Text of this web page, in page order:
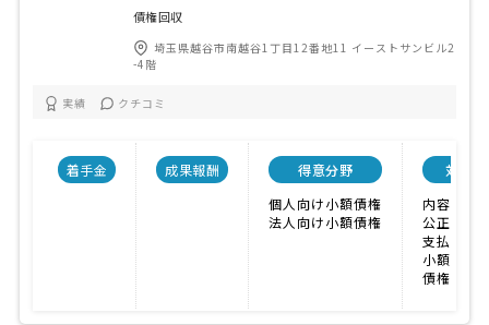
債権回収
埼玉県越谷市南越谷1丁目12番地11 イーストサンビル2
-4階
実績 クチコミ
着手金 成果報酬
得意分野
個人向け小額債権
法人向け小額債権
対応業
内容証明
公正証書
支払督促
小額訴訟
債権回収